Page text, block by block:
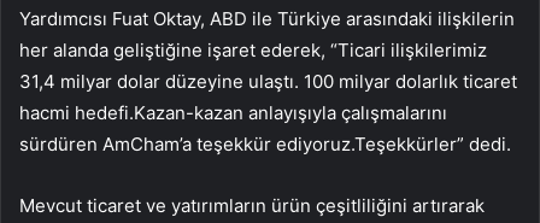
Yardımcısı Fuat Oktay, ABD ile Türkiye arasındaki ilişkilerin
her alanda geliştiğine işaret ederek, “Ticari ilişkilerimiz
31,4 milyar dolar düzeyine ulaştı. 100 milyar dolarlık ticaret
hacmi hedefi.Kazan-kazan anlayışıyla çalışmalarını
sürdüren AmCham’a teşekkür ediyoruz.Teşekkürler” dedi.
Mevcut ticaret ve yatırımların ürün çeşitliliğini artırarak